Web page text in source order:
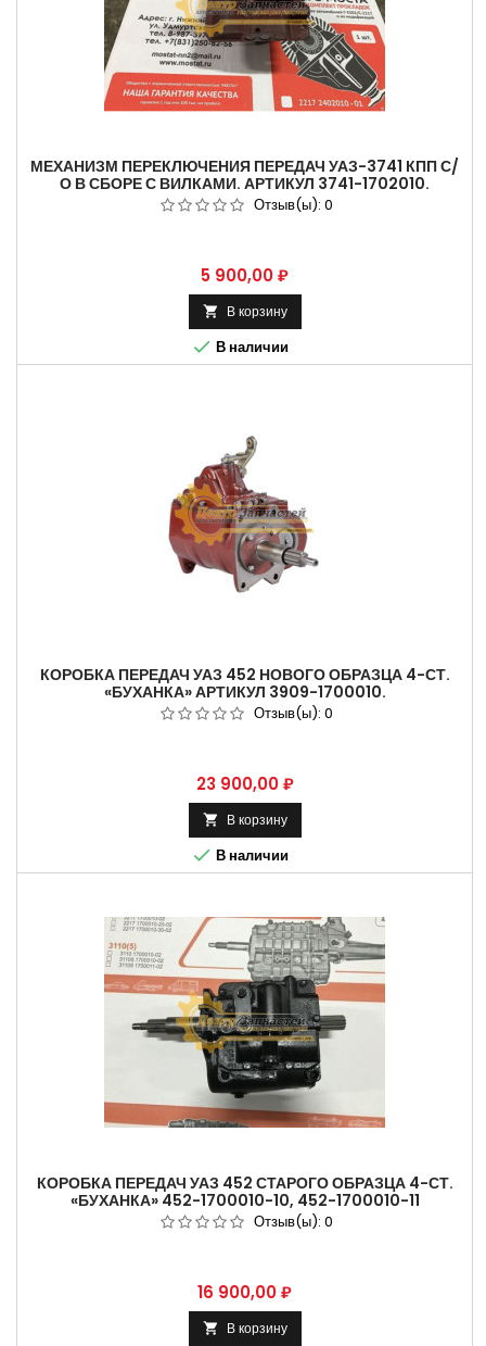
МЕХАНИЗМ ПЕРЕКЛЮЧЕНИЯ ПЕРЕДАЧ УАЗ-3741 КПП С/
О В СБОРЕ С ВИЛКАМИ. АРТИКУЛ 3741-1702010.
Отзыв(ы): 0
Цена
5 900,00 ₽
 В корзину
 В наличии
КОРОБКА ПЕРЕДАЧ УАЗ 452 НОВОГО ОБРАЗЦА 4-СТ.
«БУХАНКА» АРТИКУЛ 3909-1700010.
Отзыв(ы): 0
Цена
23 900,00 ₽
 В корзину
 В наличии
КОРОБКА ПЕРЕДАЧ УАЗ 452 СТАРОГО ОБРАЗЦА 4-СТ.
«БУХАНКА» 452-1700010-10, 452-1700010-11
Отзыв(ы): 0
Цена
16 900,00 ₽
 В корзину